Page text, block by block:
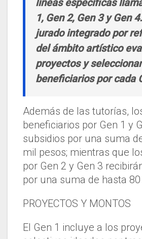
líneas específicas
1, Gen 2, Gen 3 y Gen
jurado integrado por
del ámbito artístico
proyectos y
beneficiarios por cada
Además de las tutorías,
beneficiarios por Gen 1 y
subsidios por una suma
mil pesos; mientras que
por Gen 2 y Gen 3
por una suma de hasta
PROYECTOS Y MONTOS
El Gen 1 incluye a los